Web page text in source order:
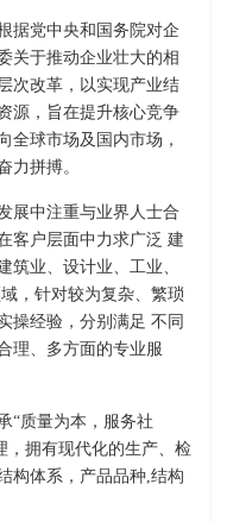
据党中央和国务院对企
关于推动企业壮大的相
次改革，以实现产业结
源，旨在提升核心竞争
全球市场及国内市场，
力拼搏。
展中注重与业界人士合
客户层面中力求广泛 建
筑业、设计业、工业、
，针对较为复杂、繁琐
操经验，分别满足 不同
理、多方面的专业服
“质量为本，服务社
，拥有现代化的生产、检
构体系，产品品种,结构